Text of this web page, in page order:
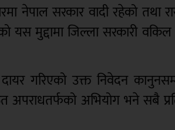
नेपाल सरकार वादी रहेको तथा
यस मुद्दामा जिल्ला सरकारी वकिल
गरिएको उक्त निवेदन
अपराधतर्फको अभियोग भने सबै